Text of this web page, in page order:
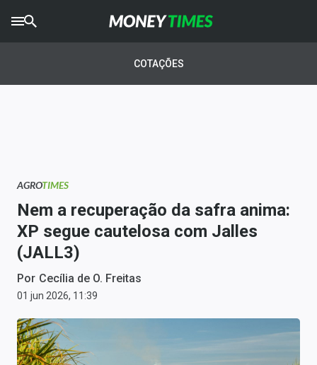
AGROTIMES
Newsletters
Money Trader
Anuncie
Últimas Notícias
Newsletters
Cotações
COTAÇÕES
AGROTIMES
Nem a recuperação da safra anima:
XP segue cautelosa com Jalles
(JALL3)
Por Cecília de O. Freitas
01 jun 2026, 11:39